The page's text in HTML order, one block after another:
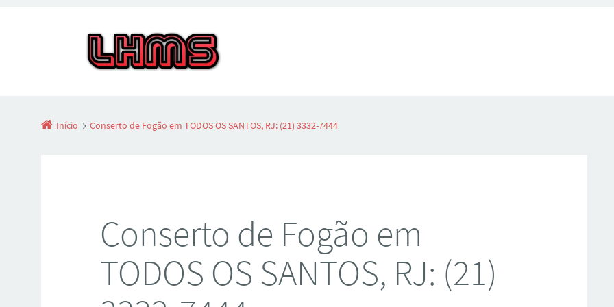
Início Conserto de Fogão em TODOS OS SANTOS, RJ: (21) 3332-7444
Conserto de Fogão em
TODOS OS SANTOS, RJ: (21)